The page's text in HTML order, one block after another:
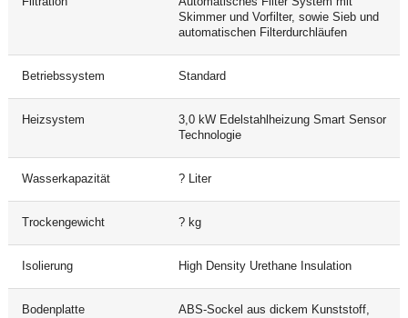
Skimmer und Vorfilter, sowie Sieb und
automatischen Filterdurchläufen
Betriebssystem Standard
Heizsystem
3,0 kW Edelstahlheizung Smart Sensor
Technologie
Wasserkapazität ? Liter
Trockengewicht ? kg
Isolierung High Density Urethane Insulation
Bodenplatte
ABS-Sockel aus dickem Kunststoff,